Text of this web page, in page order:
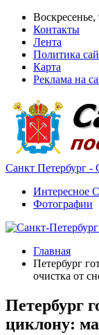
Воскресенье,
Контакты
Лента
Политика
Карта
Реклама на
Санкт Петербург -
Интересное
Фотографии
Главная
Петербург
очистка от
Петербург
циклону: